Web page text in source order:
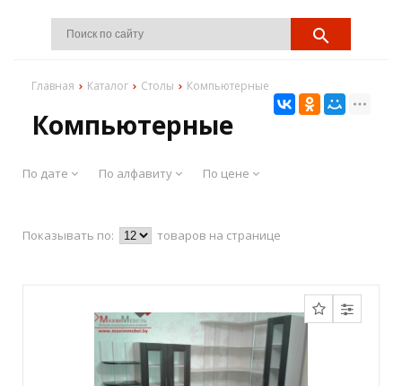
Главная Каталог Столы Компьютерные
Компьютерные
По дате По алфавиту По цене
Показывать по: товаров на странице